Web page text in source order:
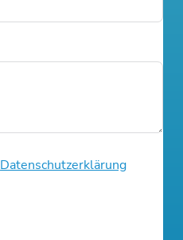
Datenschutzerklärung